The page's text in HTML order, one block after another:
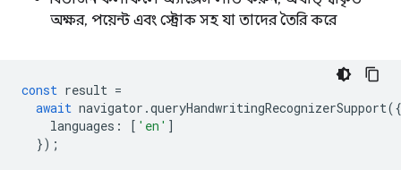
অক্ষর, পয়েন্ট এবং স্ট্রোক সহ যা তাদের তৈরি করে
const result =
await navigator .queryHandwritingRecognizerSupport({
languages : [ 'en' ]
});